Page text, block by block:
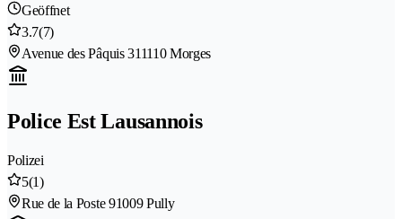
Geöffnet
3.7(7)
Avenue des Pâquis 311110 Morges
Police Est Lausannois
Polizei
5(1)
Rue de la Poste 91009 Pully